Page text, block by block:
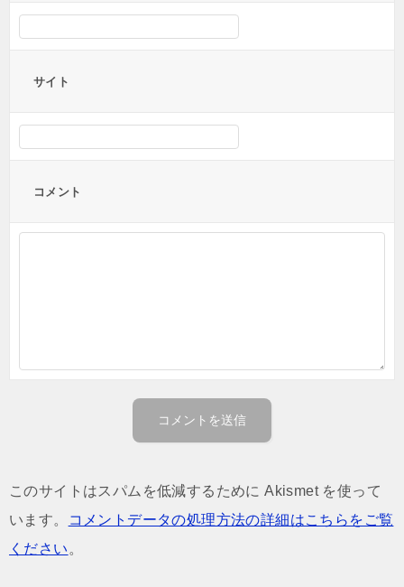
サイト
コメント
このサイトはスパムを低減するために Akismet を使って
います。
コメントデータの処理方法の詳細はこちらをご覧
ください 。